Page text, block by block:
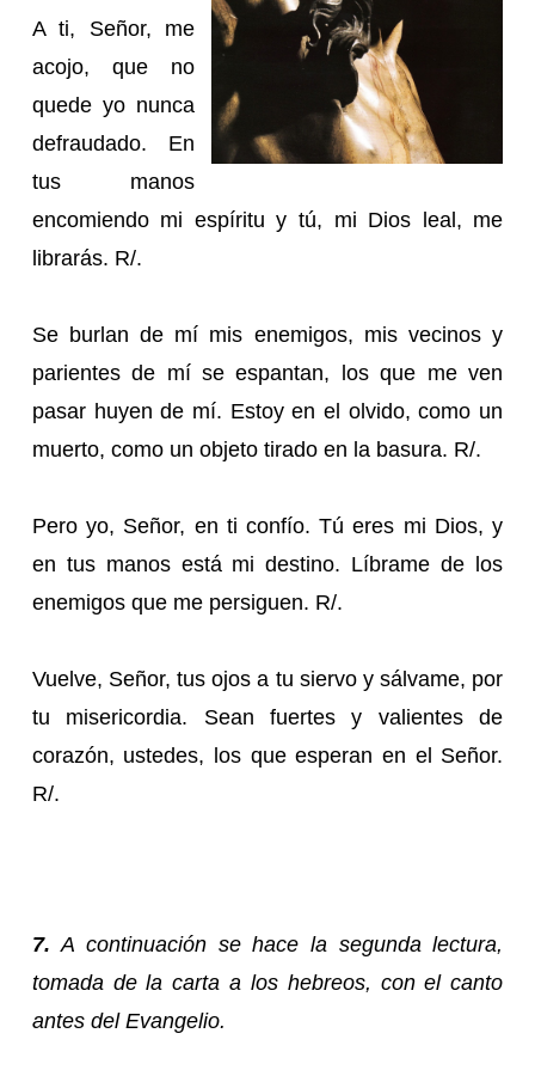
A ti, Señor, me
acojo, que no
quede yo nunca
defraudado. En
tus manos
encomiendo mi espíritu y tú, mi Dios leal, me
librarás. R/.
Se burlan de mí mis enemigos, mis vecinos y
parientes de mí se espantan, los que me ven
pasar huyen de mí. Estoy en el olvido, como un
muerto, como un objeto tirado en la basura. R/.
Pero yo, Señor, en ti confío. Tú eres mi Dios, y
en tus manos está mi destino. Líbrame de los
enemigos que me persiguen. R/.
Vuelve, Señor, tus ojos a tu siervo y sálvame, por
tu misericordia. Sean fuertes y valientes de
corazón, ustedes, los que esperan en el Señor.
R/.
7. A continuación se hace la segunda lectura,
tomada de la carta a los hebreos, con el canto
antes del Evangelio.